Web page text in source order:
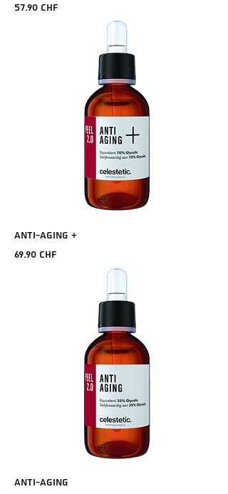
Prix
57.90 CHF
ANTI-AGING +
Prix
69.90 CHF
ANTI-AGING